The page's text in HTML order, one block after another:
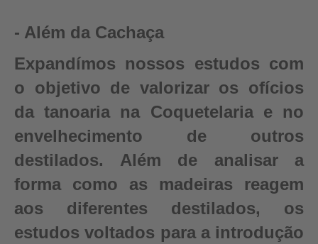
- Além da Cachaça
Expandímos nossos estudos com
o objetivo de valorizar os ofícios
da tanoaria na Coquetelaria e no
envelhecimento de outros
destilados. Além de analisar a
forma como as madeiras reagem
aos diferentes destilados, os
estudos voltados para a introdução